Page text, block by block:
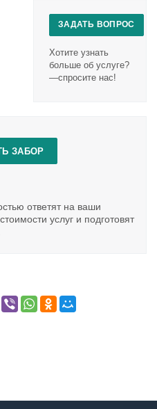
ЗАДАТЬ ВОПРОС
Хотите узнать
больше об услуге?
—спросите нас!
ЗАБОР
ответят на ваши
услуг и подготовят